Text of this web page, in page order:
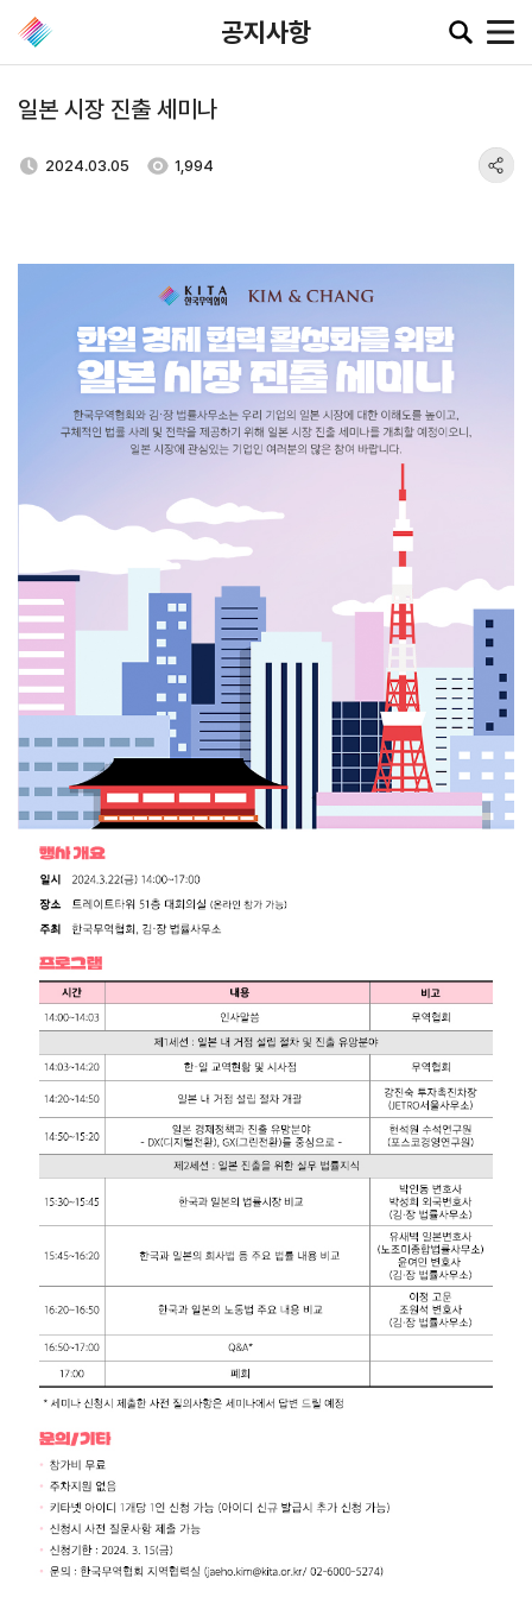
공지사항
공지·뉴스
보도자료
포토뉴스
입찰공고
무역뉴스
뉴스레터
해외시장뉴스
해외시장동향
유관기관소식
환율뉴스
원자재
시장
정보
연구·통계·관세
국제무
역통상
연구원
연구원
소개
보고서
소부장산업
공급망센터
통상뉴스
수입규제
무역통
계
국내통계
해외통계
세계통계
관세/
비관세
장벽
관세
비관세장벽
FAQ
지원·사업
협회사업
사업
종료된
사업
상시지원
사업
지원/혜택
KITA
멤버십
혜택
상담
포상
여행카
드
ABTC
수출역
량진단
AI
빅데이
터
맞춤분
석
물류포
Korea
발굴
랜치
교육/취업
무역아
카데미
e러닝
오프라인
일본 시장 진출 세미나
2024.03.05 1,994